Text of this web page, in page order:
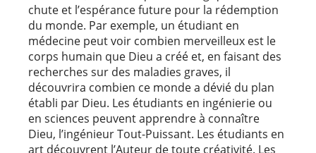
chute et l’espérance future pour la rédemption
du monde. Par exemple, un étudiant en
médecine peut voir combien merveilleux est le
corps humain que Dieu a créé et, en faisant des
recherches sur des maladies graves, il
découvrira combien ce monde a dévié du plan
établi par Dieu. Les étudiants en ingénierie ou
en sciences peuvent apprendre à connaître
Dieu, l’ingénieur Tout-Puissant. Les étudiants en
art découvrent l’Auteur de toute créativité. Les